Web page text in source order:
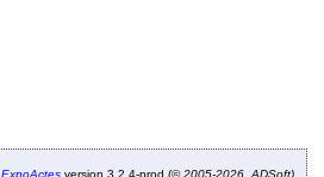
ExpoActesversion 3.2.4-prod (©2005-2026, ADSoft)